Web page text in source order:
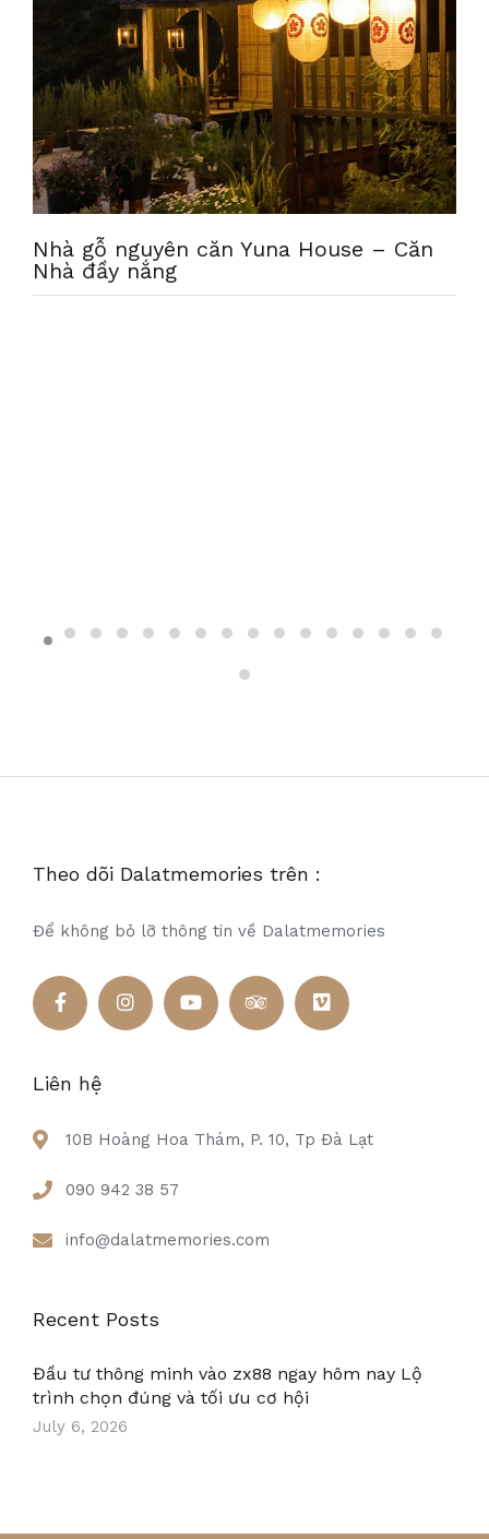
Nhà gỗ nguyên căn Yuna House – Căn
Nhà đầy nắng
Theo dõi Dalatmemories trên :
Để không bỏ lỡ thông tin về Dalatmemories
Liên hệ
10B Hoàng Hoa Thám, P. 10, Tp Đà Lạt
090 942 38 57
info@dalatmemories.com
Recent Posts
Đầu tư thông minh vào zx88 ngay hôm nay Lộ
trình chọn đúng và tối ưu cơ hội
July 6, 2026